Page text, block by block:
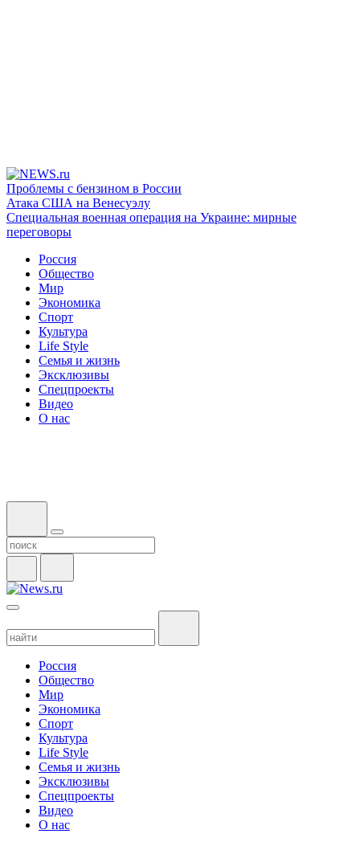
Проблемы с бензином в России
Атака США на Венесуэлу
Специальная военная операция на Украине: мирные
переговоры
Россия
Общество
Мир
Экономика
Спорт
Культура
Life Style
Семья и жизнь
Эксклюзивы
Спецпроекты
Видео
О нас
Россия
Общество
Мир
Экономика
Спорт
Культура
Life Style
Семья и жизнь
Эксклюзивы
Спецпроекты
Видео
О нас